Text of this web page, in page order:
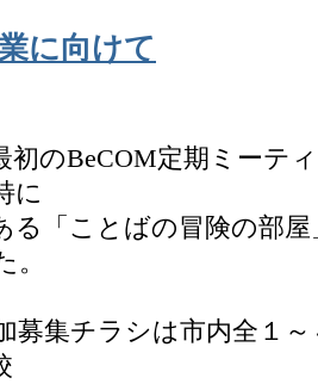
に向けて
初のBeCOM定期ミーテ
に
る「ことばの冒険の部
。
募集チラシは市内全１